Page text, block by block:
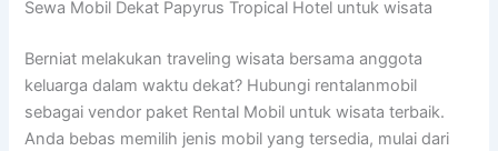
Sewa Mobil Dekat Papyrus Tropical Hotel untuk wisata
Berniat melakukan traveling wisata bersama anggota
keluarga dalam waktu dekat? Hubungi rentalanmobil
sebagai vendor paket Rental Mobil untuk wisata terbaik.
Anda bebas memilih jenis mobil yang tersedia, mulai dari